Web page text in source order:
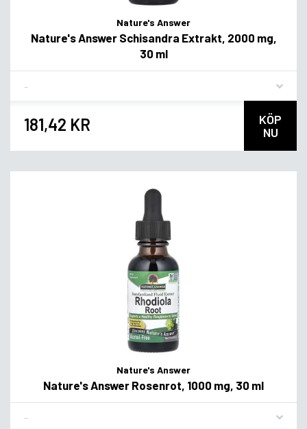
Nature's Answer
Nature's Answer Schisandra Extrakt, 2000 mg,
30 ml
181,42 KR
KÖP
NU
Nature's Answer
Nature's Answer Rosenrot, 1000 mg, 30 ml